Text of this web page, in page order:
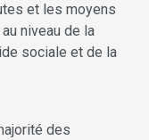
et les moyens
niveau de la
sociale et de la
des